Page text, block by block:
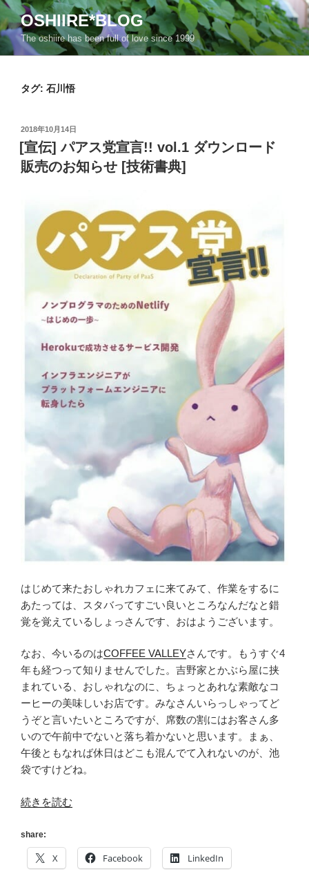
コ
ン
テ
ン
OSHIIRE*BLOG
The oshiire has been full of love since 1999
タグ: 石川悟
投
稿
日:
2018年10月14日
[宣伝] パアス党宣言!! vol.1 ダウンロード
販売のお知らせ [技術書典]
はじめて来たおしゃれカフェに来てみて、作業をするに
あたっては、スタバってすごい良いところなんだなと錯
覚を覚えているしょっさんです、おはようございます。
なお、今いるのはCOFFEE VALLEYさんです。もうすぐ4
年も経つって知りませんでした。吉野家とかぶら屋に挟
まれている、おしゃれなのに、ちょっとあれな素敵なコ
ーヒーの美味しいお店です。みなさんいらっしゃってど
うぞと言いたいところですが、席数の割にはお客さん多
いので午前中でないと落ち着かないと思います。まぁ、
午後ともなれば休日はどこも混んでて入れないのが、池
袋ですけどね。
“[宣
パ
ア
ス
続きを読む
share:
X Facebook LinkedIn